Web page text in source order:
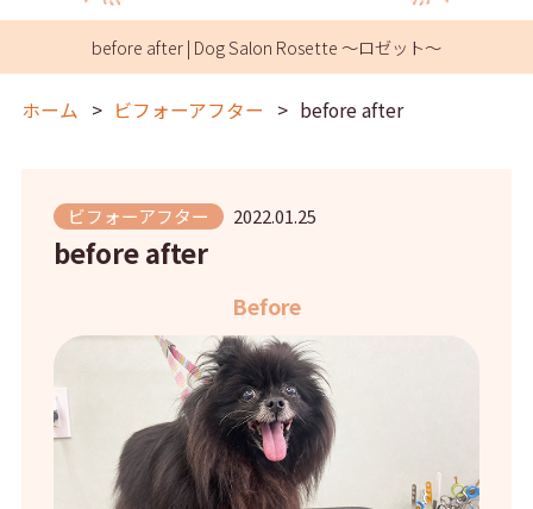
before after | Dog Salon Rosette ～ロゼット～
ホーム ビフォーアフター before after
ビフォーアフター 2022.01.25
before after
Before